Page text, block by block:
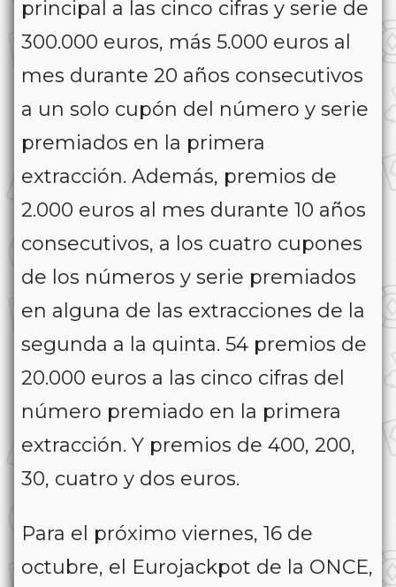
principal a las cinco cifras y serie de
300.000 euros, más 5.000 euros al
mes durante 20 años consecutivos
a un solo cupón del número y serie
premiados en la primera
extracción. Además, premios de
2.000 euros al mes durante 10 años
consecutivos, a los cuatro cupones
de los números y serie premiados
en alguna de las extracciones de la
segunda a la quinta. 54 premios de
20.000 euros a las cinco cifras del
número premiado en la primera
extracción. Y premios de 400, 200,
30, cuatro y dos euros.
Para el próximo viernes, 16 de
octubre, el Eurojackpot de la ONCE,